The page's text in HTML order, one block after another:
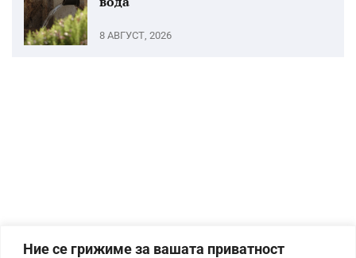
Ние се грижиме за вашата приватност
8 АВГУСТ, 2026